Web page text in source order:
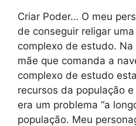
Criar Poder… O meu
de conseguir religar
complexo de estudo.
mãe que comanda a
complexo de estudo
recursos da população
era um problema “a
população. Meu